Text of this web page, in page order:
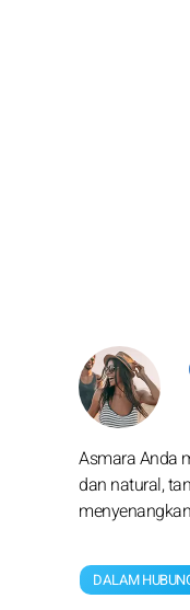
Asmara Anda
dan natural,
DALAM